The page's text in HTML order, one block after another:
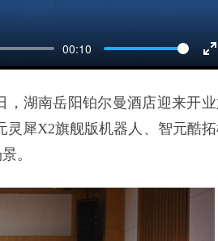
00:10
，湖南岳阳铂尔曼酒店迎来开
灵犀X2旗舰版机器人、智元酷
。